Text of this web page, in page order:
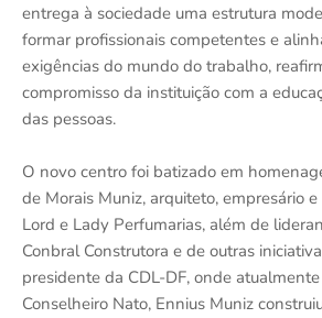
entrega à sociedade uma estrutura
formar profissionais competentes e
exigências do mundo do trabalho,
compromisso da instituição com a
das pessoas.
O novo centro foi batizado em
de Morais Muniz, arquiteto, empresário
Lord e Lady Perfumarias, além de
Conbral Construtora e de outras
presidente da CDL-DF, onde
Conselheiro Nato, Ennius Muniz